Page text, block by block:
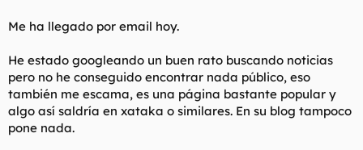
Me ha llegado por email hoy.
He estado googleando un buen rato buscando noticias
pero no he conseguido encontrar nada público, eso
también me escama, es una página bastante popular y
algo así saldría en xataka o similares. En su blog tampoco
pone nada.